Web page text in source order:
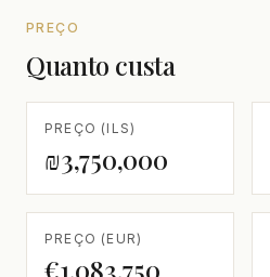
PREÇO
Quanto custa
PREÇO (ILS)
₪3,750,000
PREÇO (EUR)
€1,083,750